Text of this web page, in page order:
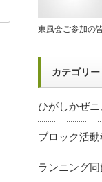
東風会ご参加の
カテゴリー
ひがしかぜニ
ブロック活
ランニング同